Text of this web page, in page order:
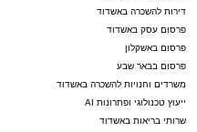
דירות להשכרה באשדוד
פרסום עסק באשדוד
פרסום באשקלון
פרסום בבאר שבע
משרדים וחנויות להשכרה באשדוד
ייעוץ טכנולוגי ופתרונות AI
שרותי בריאות באשדוד